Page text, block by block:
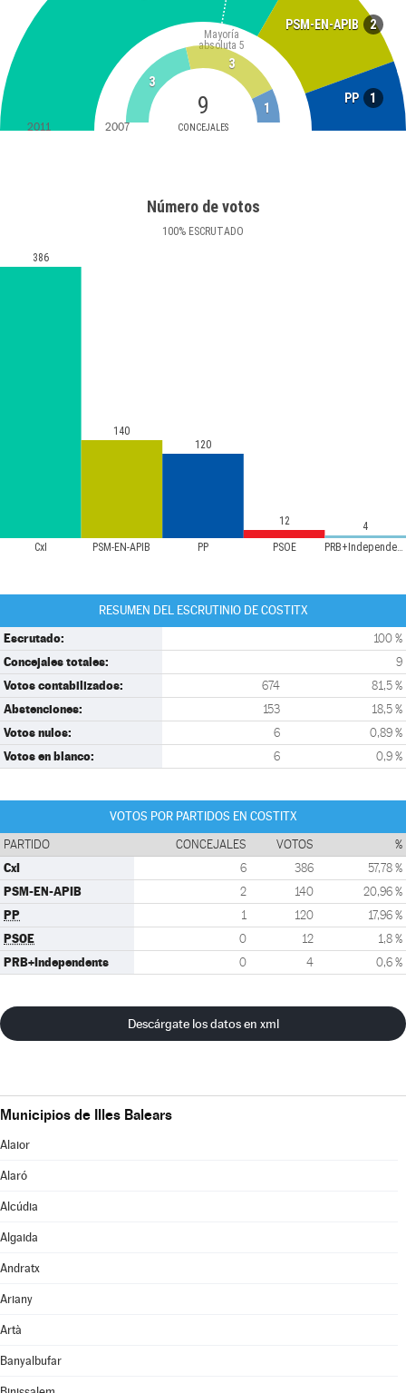
PSM-EN-APIB 2
PP 1
9
CONCEJALES
Mayoría
absoluta 5
3
3
1
2011 2007
Número de votos
100% ESCRUTADO
CxI PSM-EN-APIB PP PSOE PRB+Independents
386
140
120
12 4
RESUMEN DEL ESCRUTINIO DE COSTITX
Escrutado: 100 %
Concejales totales: 9
Votos contabilizados: 674 81,5 %
Abstenciones: 153 18,5 %
Votos nulos: 6 0,89 %
Votos en blanco: 6 0,9 %
VOTOS POR PARTIDOS EN COSTITX
PARTIDO CONCEJALES VOTOS %
CxI 6 386 57,78 %
PSM-EN-APIB 2 140 20,96 %
PP 1 120 17,96 %
PSOE 0 12 1,8 %
PRB+Independents 0 4 0,6 %
Descárgate los datos en xml
Municipios de Illes Balears
Alaior
Alaró
Alcúdia
Algaida
Andratx
Ariany
Artà
Banyalbufar